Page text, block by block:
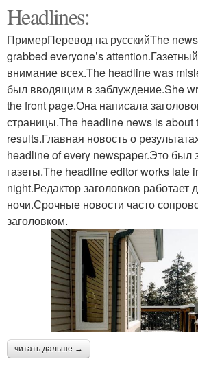
Headlines:
ПримерПеревод на русскийThe
grabbed everyone’s
внимание всех.The headline was
был вводящим в заблуждение.She
the front page.Она написала
страницы.The headline news is about
results.Главная новость о
headline of every newspaper.Это был
газеты.The headline editor works late
night.Редактор заголовков работает
ночи.Срочные новости часто
заголовком.
читать дальше →